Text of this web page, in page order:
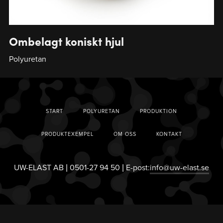
Ombelagt koniskt hjul
Polyuretan
START POLYURETAN PRODUKTION
PRODUKTEXEMPEL OM OSS KONTAKT
UW-ELAST AB | 0501-27 94 50 | E-post:info@uw-elast.se